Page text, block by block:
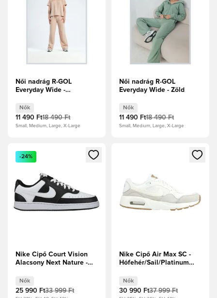
Női nadrág R-GOL
Everyday Wide -
Nők
11 490 Ft18 490 Ft
Small, Medium, Large, X-Large
Női nadrág R-GOL
Everyday Wide - Zöld
Nők
11 490 Ft18 490 Ft
Small, Medium, Large, X-Large
Megnyit egy modált a bejelentkezéshez vagy a tagként
-24%
Nike Cipő Court Vision
Alacsony Next Nature -
Nők
25 990 Ft33 999 Ft
Megnyit egy modált a
Nike Cipő Air Max SC -
Hófehér/Sail/Platinum
Nők
30 990 Ft37 999 Ft